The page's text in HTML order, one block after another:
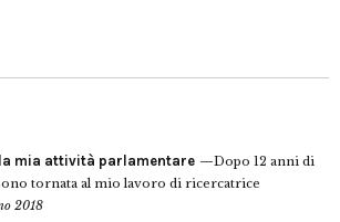
mia attività parlamentare
Dopo 12 anni di
tornata al mio lavoro di ricercatrice
2018